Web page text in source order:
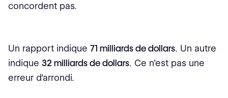
concordent pas.
Un rapport indique 71 milliards de dollars. Un autre
indique 32 milliards de dollars. Ce n’est pas une
erreur d’arrondi.